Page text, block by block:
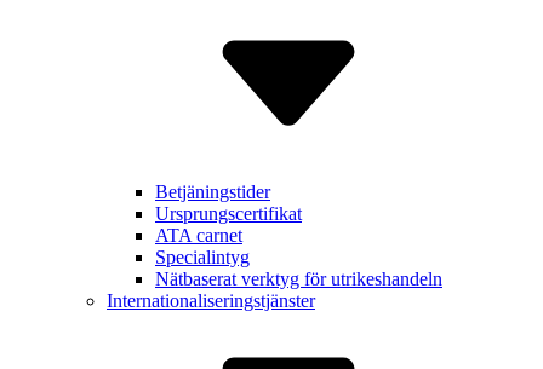
Betjäning­stider
Ursprungs­certifikat
ATA carnet
Specialintyg
Nätbaserat verktyg för utrikes­handeln
Internatio­naliserings­tjänster